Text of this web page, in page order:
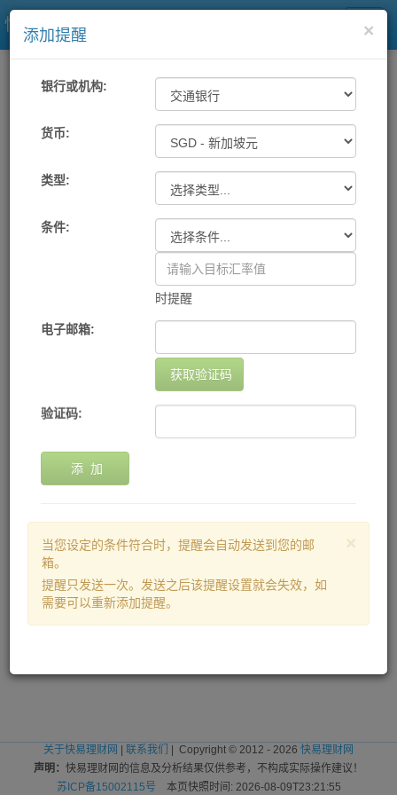
快易理财网
一站式汇率 工具 汇率提醒
各大银行及中国银联汇率提醒
机构 提醒条件 提醒方式 删除
×
添加提醒
银行或机构:
货币:
类型:
条件:
时提醒
电子邮箱:
获取验证码
验证码:
添 加
×
当您设定的条件符合时，提醒会自动发送到您的邮
箱。
提醒只发送一次。发送之后该提醒设置就会失效，如
需要可以重新添加提醒。
关于快易理财网 联系我们 | Copyright © 2012 - 2026 快易理财网
声明： 快易理财网的信息及分析结果仅供参考，不构成实际操作建议！
苏ICP备15002115号 本页快照时间: 2026-08-09T23:21:55